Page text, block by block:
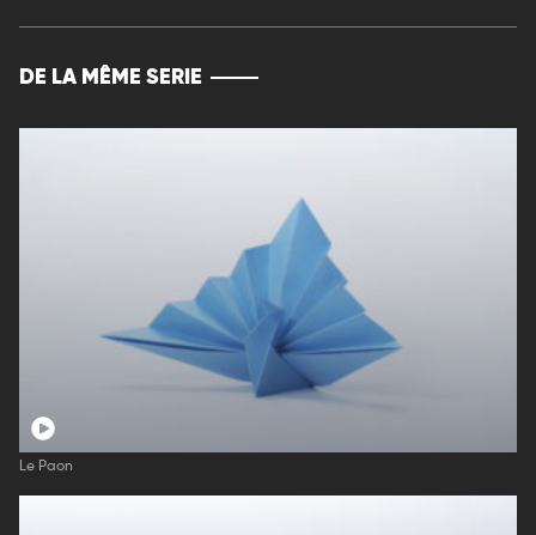
DE LA MÊME SERIE
Le Paon